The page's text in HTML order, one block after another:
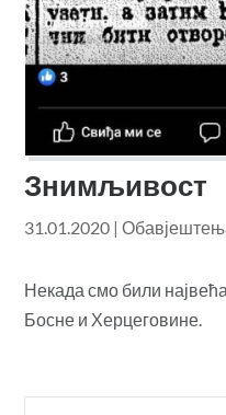
Знимљивост
31.01.2020 |
Некада смо били
Босне и Херцеговине.